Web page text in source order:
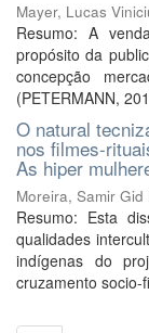
Mayer, Lucas
Resumo: A
propósito da
concepção
(PETERMANN,
O natural
nos filmes-
As hiper
Moreira, Samir
Resumo: Esta
qualidades
indígenas do
cruzamento socio-